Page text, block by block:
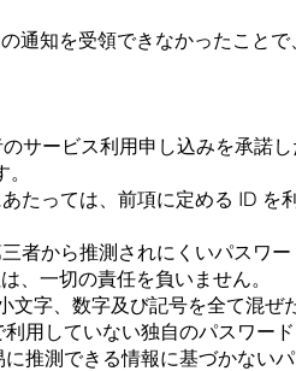
通知を受領できなかったこと
サービス利⽤申し込みを承諾
たっては、前項に定める ID
者から推測されにくいパスワ
、⼀切の責任を負いません。
字、数字及び記号を全て混ぜ
⽤していない独⾃のパスワード
推測できる情報に基づかない